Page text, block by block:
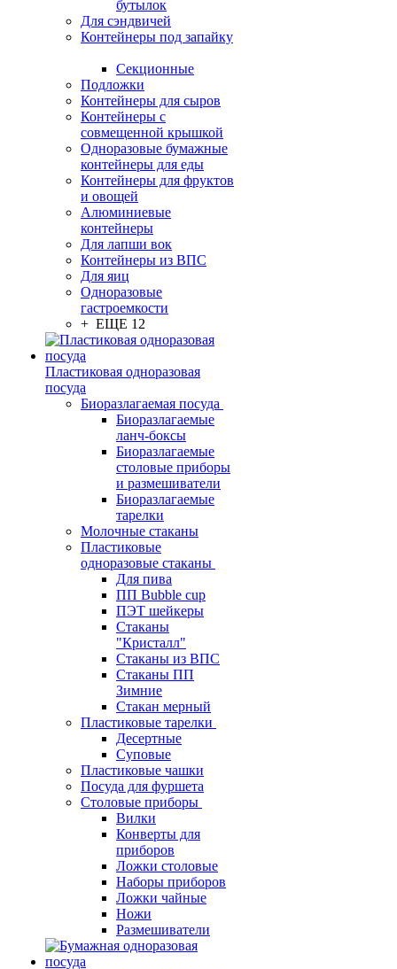
бутылок
Для сэндвичей
Контейнеры под запайку
Секционные
Подложки
Контейнеры для сыров
Контейнеры с
совмещенной крышкой
Одноразовые бумажные
контейнеры для еды
Контейнеры для фруктов
и овощей
Алюминиевые
контейнеры
Для лапши вок
Контейнеры из ВПС
Для яиц
Одноразовые
гастроемкости
+ ЕЩЕ 12
Пластиковая одноразовая
посуда
Биоразлагаемая посуда
Биоразлагаемые
ланч-боксы
Биоразлагаемые
столовые приборы
и размешиватели
Биоразлагаемые
тарелки
Молочные стаканы
Пластиковые
одноразовые стаканы
Для пива
ПП Bubble cup
ПЭТ шейкеры
Стаканы
"Кристалл"
Стаканы из ВПС
Стаканы ПП
Зимние
Стакан мерный
Пластиковые тарелки
Десертные
Суповые
Пластиковые чашки
Посуда для фуршета
Столовые приборы
Вилки
Конверты для
приборов
Ложки столовые
Наборы приборов
Ложки чайные
Ножи
Размешиватели